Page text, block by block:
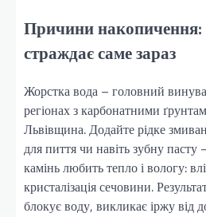
Причини накопичення:
страждає саме зараз
Жорстка вода – головний
регіонах з карбонатними
Львівщина. Додайте рідке
для пиття чи навіть зубну пасту
камінь любить тепло і вологу:
кристалізація сечовини.
блокує воду, викликає іржу від